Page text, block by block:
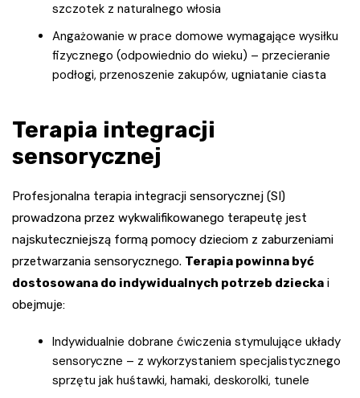
szczotek z naturalnego włosia
Angażowanie w prace domowe wymagające wysiłku
fizycznego (odpowiednio do wieku) – przecieranie
podłogi, przenoszenie zakupów, ugniatanie ciasta
Terapia integracji
sensorycznej
Profesjonalna terapia integracji sensorycznej (SI)
prowadzona przez wykwalifikowanego terapeutę jest
najskuteczniejszą formą pomocy dzieciom z zaburzeniami
przetwarzania sensorycznego. Terapia powinna być
dostosowana do indywidualnych potrzeb dziecka i
obejmuje:
Indywidualnie dobrane ćwiczenia stymulujące układy
sensoryczne – z wykorzystaniem specjalistycznego
sprzętu jak huśtawki, hamaki, deskorolki, tunele